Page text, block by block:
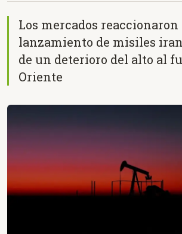
Los mercados reaccionaron
lanzamiento de misiles
de un deterioro del alto al
Oriente